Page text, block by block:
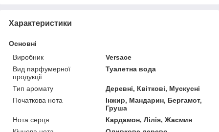
Характеристики
Основні
Виробник
Versace
Вид парфумерної
продукції
Туалетна вода
Тип аромату
Деревні, Квіткові, Мускусні
Початкова нота
Інжир, Мандарин, Бергамот,
Груша
Нота серця
Кардамон, Лілія, Жасмин